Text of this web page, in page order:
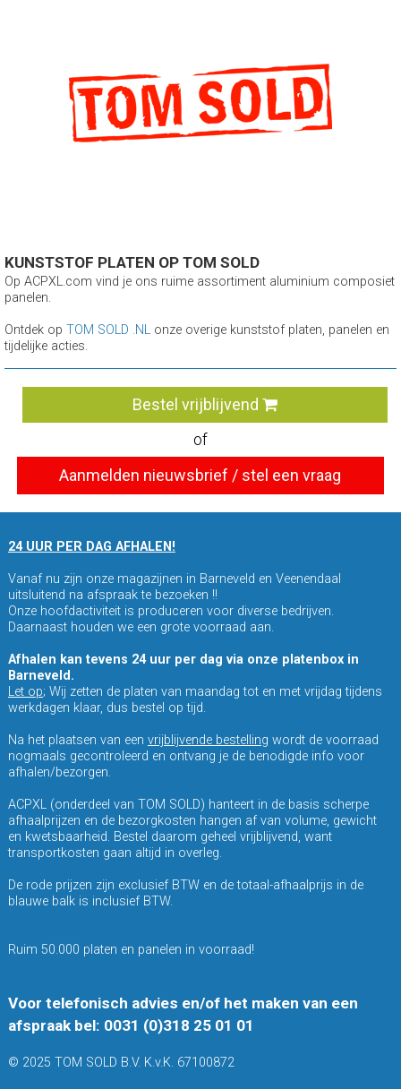
KUNSTSTOF PLATEN OP TOM SOLD
Op ACPXL.com vind je ons ruime assortiment aluminium composiet
panelen.
Ontdek op TOM SOLD .NL onze overige kunststof platen, panelen en
tijdelijke acties.
Bestel vrijblijvend
of
Aanmelden nieuwsbrief / stel een vraag
24 UUR PER DAG AFHALEN!
Vanaf nu zijn onze magazijnen in Barneveld en Veenendaal
uitsluitend na afspraak te bezoeken !!
Onze hoofdactiviteit is produceren voor diverse bedrijven.
Daarnaast houden we een grote voorraad aan.
Afhalen kan tevens 24 uur per dag via onze platenbox in
Barneveld.
Let op; Wij zetten de platen van maandag tot en met vrijdag tijdens
werkdagen klaar, dus bestel op tijd.
Na het plaatsen van een vrijblijvende bestelling wordt de voorraad
nogmaals gecontroleerd en ontvang je de benodigde info voor
afhalen/bezorgen.
ACPXL (onderdeel van TOM SOLD) hanteert in de basis scherpe
afhaalprijzen en de bezorgkosten hangen af van volume, gewicht
en kwetsbaarheid. Bestel daarom geheel vrijblijvend, want
transportkosten gaan altijd in overleg.
De rode prijzen zijn exclusief BTW en de totaal-afhaalprijs in de
blauwe balk is inclusief BTW.
Ruim 50.000 platen en panelen in voorraad!
Voor telefonisch advies en/of het maken van een
afspraak bel: 0031 (0)318 25 01 01
© 2025 TOM SOLD B.V. K.v.K. 67100872